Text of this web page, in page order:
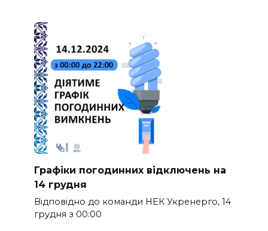
Графіки погодинних відключень на
14 грудня
Відповідно до команди НЕК Укренерго, 14
грудня з 00:00